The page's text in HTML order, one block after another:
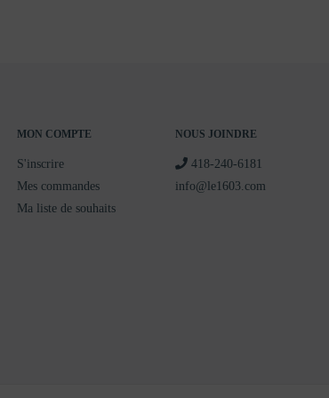
MON COMPTE
S'inscrire
Mes commandes
Ma liste de souhaits
NOUS JOINDRE
418-240-6181
info@le1603.com